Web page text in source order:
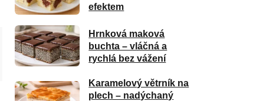
efektem
Hrnková maková
buchta – vláčná a
rychlá bez vážení
Karamelový větrník na
plech – nadýchaný